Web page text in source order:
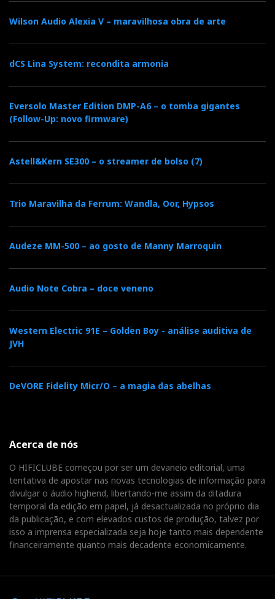
Wilson Audio Alexia V – maravilhosa obra de arte
dCS Lina System: recondita armonia
Eversolo Master Edition DMP-A6 – o tomba gigantes
(Follow-Up: novo firmware)
Astell&Kern SE300 – o streamer de bolso (7)
Trio Maravilha da Ferrum: Wandla, Oor, Hypsos
Audeze MM-500 – ao gosto de Manny Marroquin
Audio Note Cobra – doce veneno
Western Electric 91E – Golden Boy - análise auditiva de
JVH
DeVORE Fidelity Micr/O – a magia das abelhas
Acerca de nós
O HIFICLUBE começou por ser um devaneio editorial, uma
tentativa de apostar nas novas tecnologias de informação para
divulgar o áudio highend, libertando-me assim da ditadura
temporal da edição em papel, já desactualizada no próprio dia
da publicação, e com elevados custos de produção, talvez por
isso a imprensa especializada seja hoje tanto mais dependente
financeiramente quanto mais decadente economicamente.